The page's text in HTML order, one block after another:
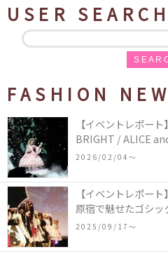
USER SEARCH
FASHION
【イベントレポー
BRIGHT / ALICE
COLLECTION in
2026/02/04〜
【イベントレポー
原宿で魅せたゴシ
2025/09/17〜